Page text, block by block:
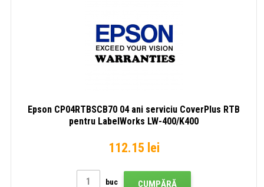
Epson CP04RTBSCB70 04 ani serviciu CoverPlus RTB
pentru LabelWorks LW-400/K400
112.15 lei
buc CUMPĂRĂ